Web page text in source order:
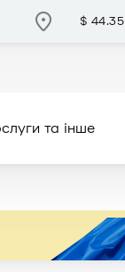
$ 44.35
та інше